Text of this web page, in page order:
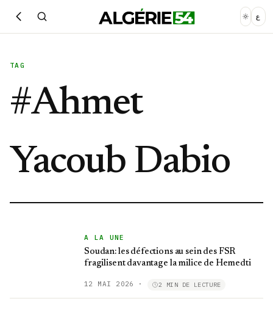
ع
TAG
#Ahmet
Yacoub Dabio
A LA UNE
Soudan: les défections au sein des FSR
fragilisent davantage la milice de Hemedti
12 MAI 2026 · 2 MIN DE LECTURE